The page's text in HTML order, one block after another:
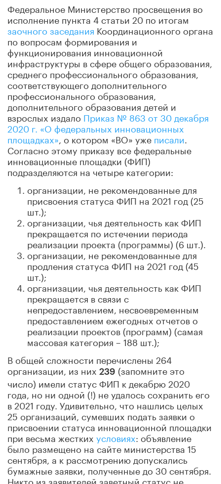
Федеральное Министерство просвещения во
исполнение пункта 4 статьи 20 по итогам
заочного заседания Координационного органа
по вопросам формирования и
функционирования инновационной
инфраструктуры в сфере общего образования,
среднего профессионального образования,
соответствующего дополнительного
профессионального образования,
дополнительного образования детей и
взрослых издало Приказ № 863 от 30 декабря
2020 г. «О федеральных инновационных
площадках» , о котором «ВО» уже писали
Согласно этому приказу все федеральные
инновационные площадки (ФИП)
подразделяются на четыре категории:
организации, не рекомендованные для
присвоения статуса ФИП на 2021 год (25
шт.);
организации, чья деятельность как ФИП
прекращается по истечении периода
реализации проекта (программы) (6 шт.).
организации, не рекомендованные для
продления статуса ФИП на 2021 год (45
шт.);
организации, чья деятельность как ФИП
прекращается в связи с
непредоставлением, несвоевременным
предоставлением ежегодных отчетов о
реализации проектов (программ) (самая
массовая категория – 188 шт.);
В общей сложности перечислены 264
организации, из них 239 (запомните это
число) имели статус ФИП к декабрю 2020
года, но ни одной (!) не удалось сохранить его
в 2021 году. Удивительно, что нашлись целых
25 организаций, сумевших подать заявки о
присвоении статуса инновационной площадки
при весьма жестких условиях: объявление
было размещено на сайте министерства 15
сентября, а к рассмотрению допускались
бумажные заявки, полученные до 30 сентября.
Никто из заявителей заветный статус не